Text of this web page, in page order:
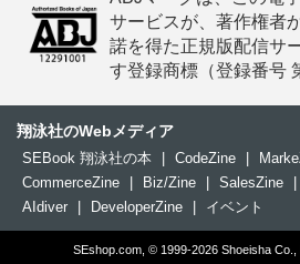
サービスが、著作権者
諾を得た正規版配信サ
す登録商標（登録番号
翔泳社のWebメディア
SEBook 翔泳社の本 CodeZine
CommerceZine
Biz/Zine SalesZine
AIdiver
DeveloperZine イベント
SEshop.com, © 1999-2026 Shoeisha Co.,